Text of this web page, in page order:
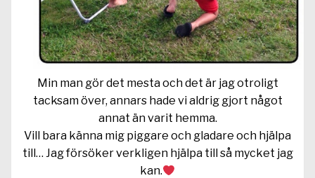
Min man gör det mesta och det är jag otroligt
tacksam över, annars hade vi aldrig gjort något
annat än varit hemma.
Vill bara känna mig piggare och gladare och hjälpa
till… Jag försöker verkligen hjälpa till så mycket jag
kan.